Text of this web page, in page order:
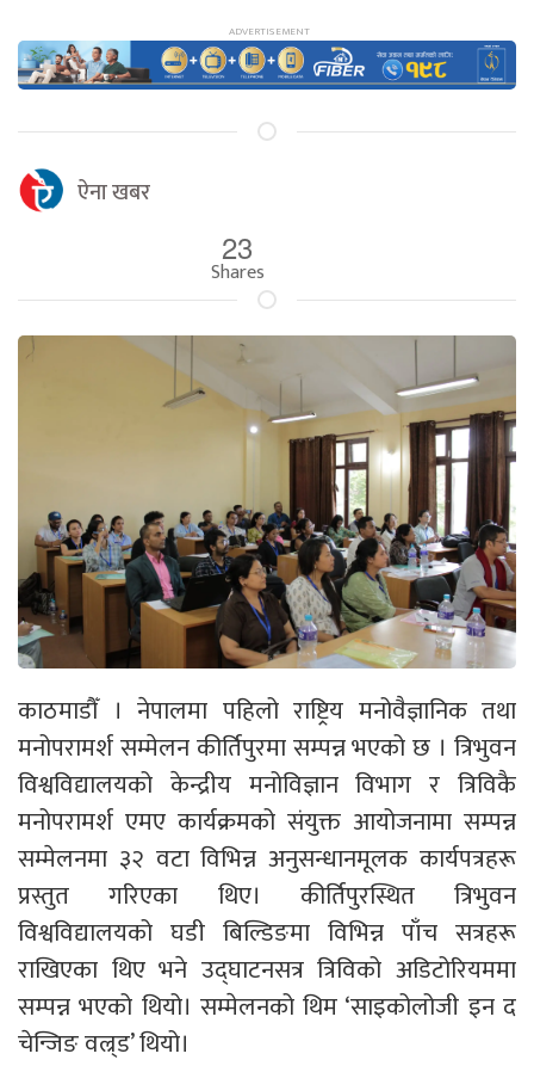
ऐना खबर
23
Shares
काठमाडौँ । नेपालमा पहिलो राष्ट्रिय मनोवैज्ञानिक तथा
मनोपरामर्श सम्मेलन कीर्तिपुरमा सम्पन्न भएको छ । त्रिभुवन
विश्वविद्यालयको केन्द्रीय मनोविज्ञान विभाग र त्रिविकै
मनोपरामर्श एमए कार्यक्रमको संयुक्त आयोजनामा सम्पन्न
सम्मेलनमा ३२ वटा विभिन्न अनुसन्धानमूलक कार्यपत्रहरू
प्रस्तुत गरिएका थिए। कीर्तिपुरस्थित त्रिभुवन
विश्वविद्यालयको घडी बिल्डिङमा विभिन्न पाँच सत्रहरू
राखिएका थिए भने उद्घाटनसत्र त्रिविको अडिटोरियममा
सम्पन्न भएको थियो। सम्मेलनको थिम ‘साइकोलोजी इन द
चेन्जिङ वल्र्ड’ थियो।